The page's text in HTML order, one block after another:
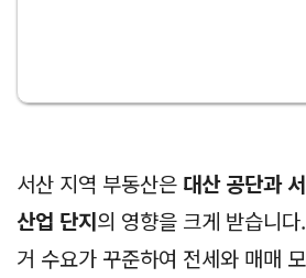
서산 지역 부동산은 대산 공단과
산업 단지의 영향을 크게 받습니
거 수요가 꾸준하여 전세와 매매